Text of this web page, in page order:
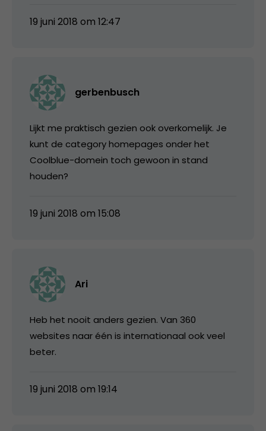
19 juni 2018 om 12:47
gerbenbusch
Lijkt me praktisch gezien ook overkomelijk. Je
kunt de category homepages onder het
Coolblue-domein toch gewoon in stand
houden?
19 juni 2018 om 15:08
Ari
Heb het nooit anders gezien. Van 360
websites naar één is internationaal ook veel
beter.
19 juni 2018 om 19:14